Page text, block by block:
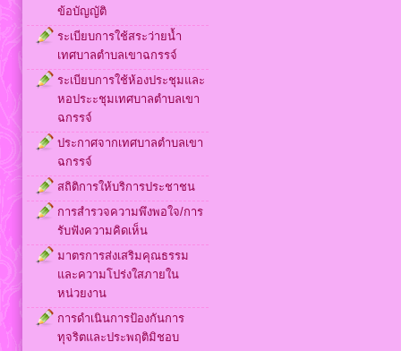
ข้อบัญญัติ
ระเบียบการใช้สระว่ายน้ำ
เทศบาลตำบลเขาฉกรรจ์
ระเบียบการใช้ห้องประชุมและ
หอประะชุมเทศบาลตำบลเขา
ฉกรรจ์
ประกาศจากเทศบาลตำบลเขา
ฉกรรจ์
สถิติการให้บริการประชาชน
การสำรวจความพึงพอใจ/การ
รับฟังความคิดเห็น
มาตรการส่งเสริมคุณธรรม
และความโปร่งใสภายใน
หน่วยงาน
การดำเนินการป้องกันการ
ทุจริตและประพฤติมิชอบ